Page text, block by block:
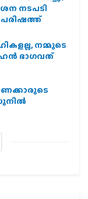
നടപടി
പരിഷത്ത്
നമ്മുടെ
ഭാഗവത്
സുനിൽ